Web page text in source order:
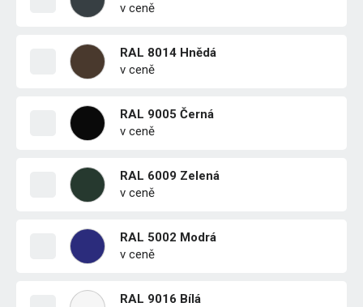
v ceně
RAL 8014 Hnědá
v ceně
RAL 9005 Černá
v ceně
RAL 6009 Zelená
v ceně
RAL 5002 Modrá
v ceně
RAL 9016 Bílá